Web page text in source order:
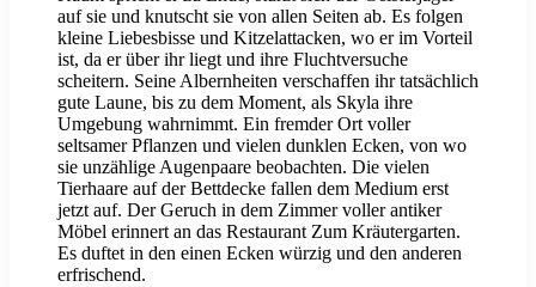
auf sie und knutscht sie von allen Seiten ab. Es folgen
kleine Liebesbisse und Kitzelattacken, wo er im Vorteil
ist, da er über ihr liegt und ihre Fluchtversuche
scheitern. Seine Albernheiten verschaffen ihr tatsächlich
gute Laune, bis zu dem Moment, als Skyla ihre
Umgebung wahrnimmt. Ein fremder Ort voller
seltsamer Pflanzen und vielen dunklen Ecken, von wo
sie unzählige Augenpaare beobachten. Die vielen
Tierhaare auf der Bettdecke fallen dem Medium erst
jetzt auf. Der Geruch in dem Zimmer voller antiker
Möbel erinnert an das Restaurant Zum Kräutergarten.
Es duftet in den einen Ecken würzig und den anderen
erfrischend.